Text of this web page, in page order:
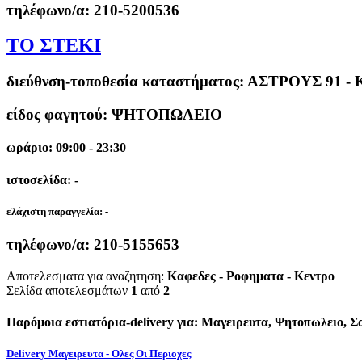
τηλέφωνο/α: 210-5200536
ΤΟ ΣΤΕΚΙ
διεύθνση-τοποθεσία καταστήματος: ΑΣΤΡΟΥΣ 91 -
είδος φαγητού: ΨΗΤΟΠΩΛΕΙΟ
ωράριο: 09:00 - 23:30
ιστοσελίδα: -
ελάχιστη παραγγελία: -
τηλέφωνο/α: 210-5155653
Αποτελεσματα για αναζητηση: Καφεδες - Ροφηματα - Κεντρο
Σελίδα αποτελεσμάτων 1 από 2
Παρόμοια εστιατόρια-delivery για: Μαγειρευτα, Ψητοπωλειο,
Delivery Μαγειρευτα - Ολες Οι Περιοχες